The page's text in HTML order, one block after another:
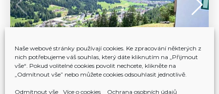
Naše webové stránky používají cookies. Ke zpracování některých z
nich potřebujeme váš souhlas, který dáte kliknutím na „Přijmout
vše“. Pokud volitelné cookies povolit nechcete, klikněte na
„Odmítnout vše” nebo můžete cookies odsouhlasit jednotlivě.
Odmítnout vše Více o cookies Ochrana osobních údajů